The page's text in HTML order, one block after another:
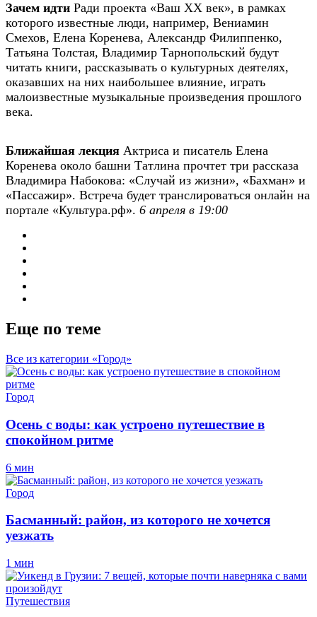
Зачем идти Ради проекта «Ваш ХХ век», в рамках
которого известные люди, например, Вениамин
Смехов, Елена Коренева, Александр Филиппенко,
Татьяна Толстая, Владимир Тарнопольский будут
читать книги, рассказывать о культурных деятелях,
оказавших на них наибольшее влияние, играть
малоизвестные музыкальные произведения прошлого
века.
Ближайшая лекция Актриса и писатель Елена
Коренева около башни Татлина прочтет три рассказа
Владимира Набокова: «Случай из жизни», «Бахман» и
«Пассажир». Встреча будет транслироваться онлайн на
портале «Культура.рф». 6 апреля в 19:00
Еще по теме
Все из категории «Город»
Город
Осень с воды: как устроено путешествие в
спокойном ритме
6 мин
Город
Басманный: район, из которого не хочется
уезжать
1 мин
Путешествия